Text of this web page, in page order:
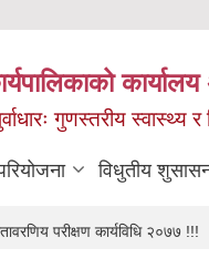
गुणस्तरीय स्वास्थ्य
विधुतीय
परीक्षण कार्यविधि २०७७ !!!